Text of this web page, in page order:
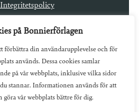
på Bonnierförlagen
förbättra din användarupplevelse och för
används. Dessa cookies samlar
på vår webbplats, inklusive vilka sidor
stannar. Informationen används för att
göra vår webbplats bättre för dig.
Integritetspolicy